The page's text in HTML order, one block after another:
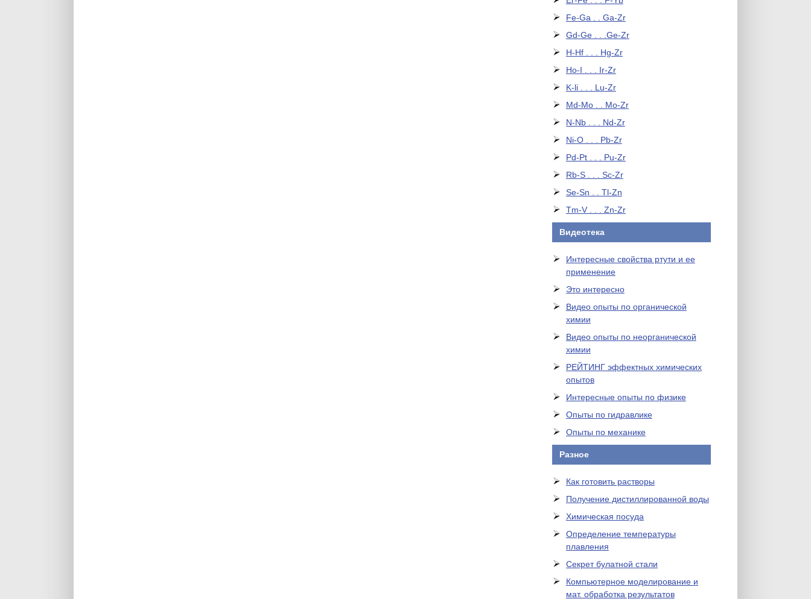
Fe-Ga . . Ga-Zr
Gd-Ge . . .Ge-Zr
H-Hf . . . Hg-Zr
Ho-I . . . Ir-Zr
K-li . . . Lu-Zr
Md-Mo . . Mo-Zr
N-Nb . . . Nd-Zr
Ni-O . . . Pb-Zr
Pd-Pt . . . Pu-Zr
Rb-S . . . Sc-Zr
Se-Sn . . Tl-Zn
Tm-V . . . Zn-Zr
Видеотека
Интересные свойства ртути и ее
применение
Это интересно
Видео опыты по органической
химии
Видео опыты по неорганической
химии
РЕЙТИНГ эффектных химических
опытов
Интересные опыты по физике
Опыты по гидравлике
Опыты по механике
Разное
Как готовить растворы
Получение дистиллированной воды
Химическая посуда
Определение температуры
плавления
Секрет булатной стали
Компьютерное моделирование и
мат. обработка результатов